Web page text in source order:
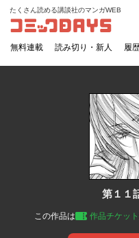
コミックDAYS
たくさん読める講談社のマンガWEB
無料連載 読み切り・新人 履
第１１
この作品は 作品チケット